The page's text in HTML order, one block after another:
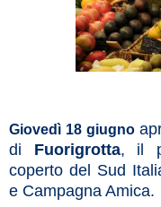
Giovedì 18 giugno
di Fuorigrotta, il
coperto del Sud
e Campagna Amica.